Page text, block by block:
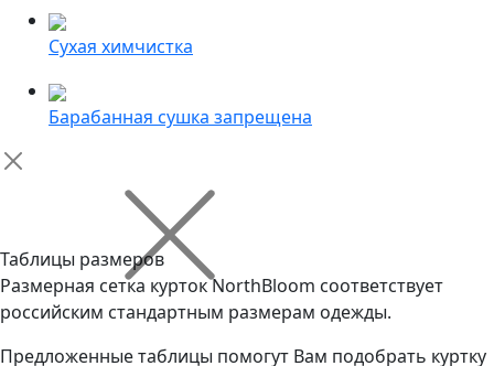
Сухая химчистка
Барабанная сушка запрещена
Таблицы размеров
Размерная сетка курток NorthBloom соответствует
российским стандартным размерам одежды.
Предложенные таблицы помогут Вам подобрать куртку